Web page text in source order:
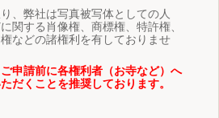
、弊社は写真被写体としての人
関する肖像権、商標権、特許権、
などの諸権利を有しておりませ
申請前に各権利者（お寺など）へ
だくことを推奨しております。